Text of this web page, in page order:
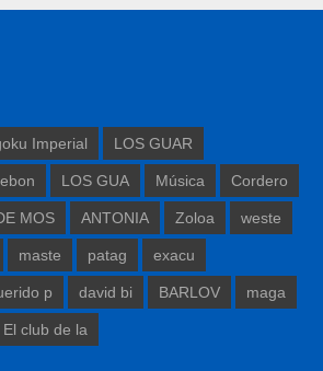
Imperial LOS GUAR
LOS GUA Música Cordero
MOS ANTONIA Zoloa weste
maste patag exacu
p david bi BARLOV maga
El club de la